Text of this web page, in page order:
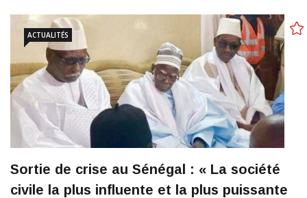
ACTUALITÉS
Sortie de crise au Sénégal : « La société
civile la plus influente et la plus puissante